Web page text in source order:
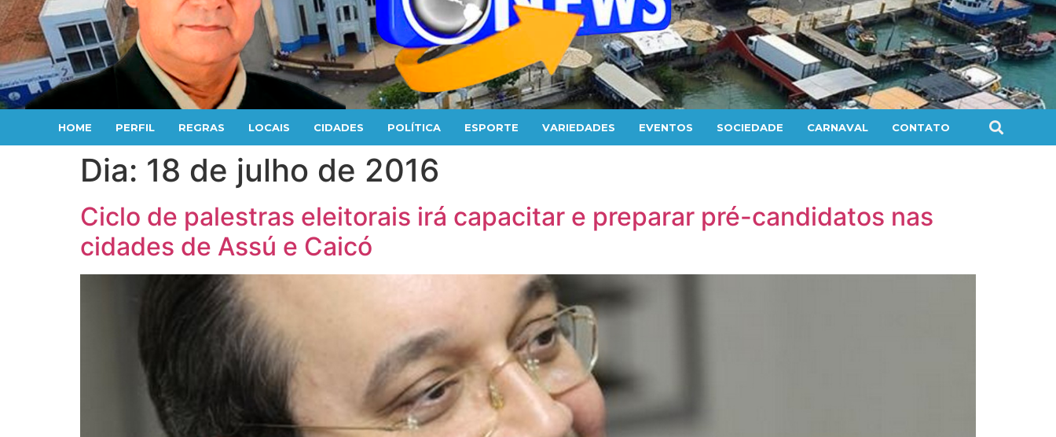
HOME PERFIL REGRAS LOCAIS CIDADES POLÍTICA ESPORTE VARIEDADES EVENTOS SOCIEDADE CARNAVAL CONTATO
Dia: 18 de julho de 2016
Ciclo de palestras eleitorais irá capacitar e preparar pré-candidatos nas
cidades de Assú e Caicó